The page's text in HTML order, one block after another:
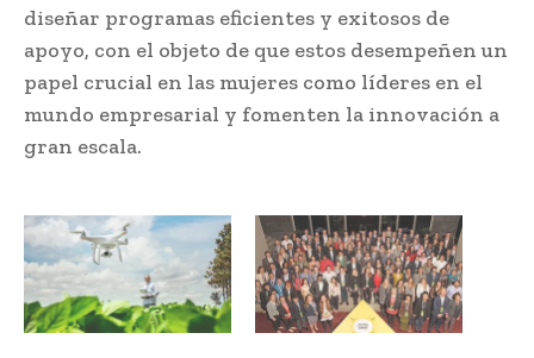
diseñar programas eficientes y exitosos de
apoyo, con el objeto de que estos desempeñen un
papel crucial en las mujeres como líderes en el
mundo empresarial y fomenten la innovación a
gran escala.